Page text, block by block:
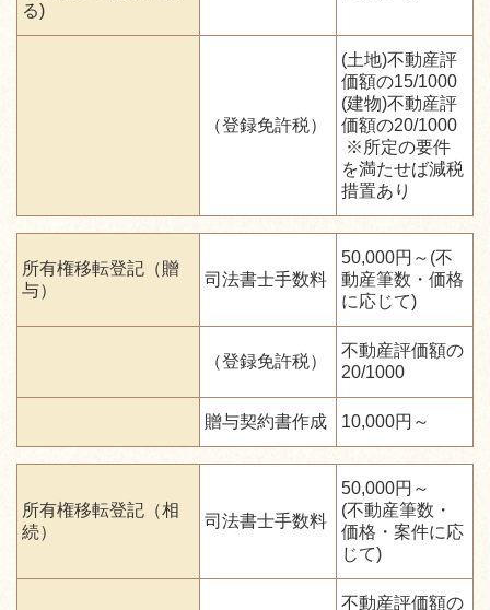
る)
（登録免許税）
(土地)不動産評
価額の15/1000
(建物)不動産評
価額の20/1000
※所定の要件
を満たせば減税
措置あり
所有権移転登記（贈
与）
司法書士手数料
50,000円～(不
動産筆数・価格
に応じて)
（登録免許税）
不動産評価額の
20/1000
贈与契約書作成 10,000円～
所有権移転登記（相
続）
司法書士手数料
50,000円～
(不動産筆数・
価格・案件に応
じて)
不動産評価額の